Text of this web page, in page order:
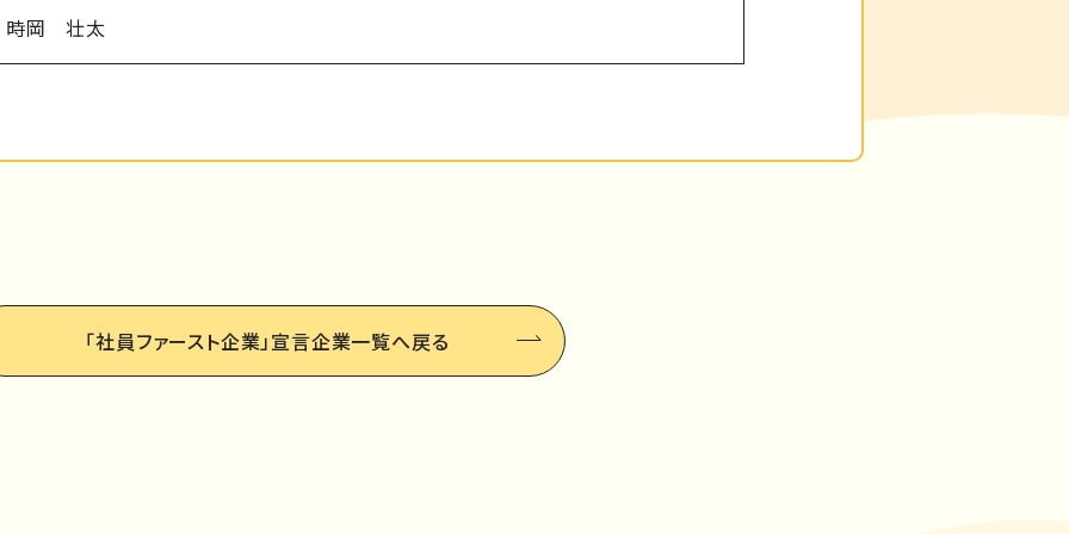
時岡 壮太
「社員ファースト企業」宣言企業一覧へ戻る